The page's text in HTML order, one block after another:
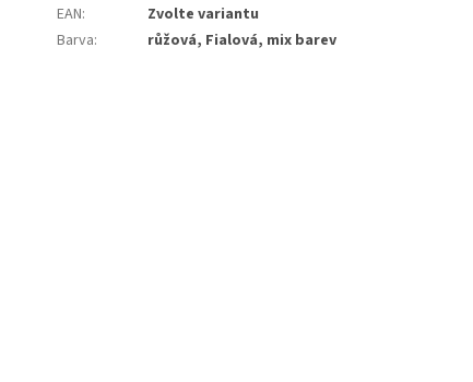
EAN:
Zvolte variantu
Barva: růžová, Fialová, mix barev